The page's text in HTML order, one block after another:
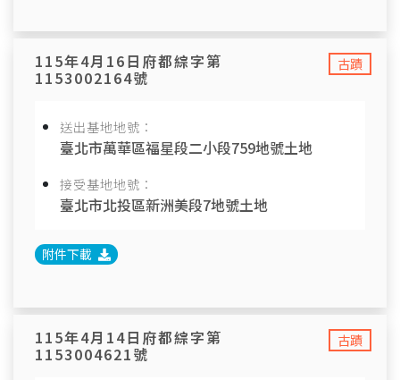
古蹟
115年4月16日府都綜字第
1153002164號
送出基地地號：
臺北市萬華區福星段二小段759地號土地
接受基地地號：
臺北市北投區新洲美段7地號土地
附件下載
古蹟
115年4月14日府都綜字第
1153004621號